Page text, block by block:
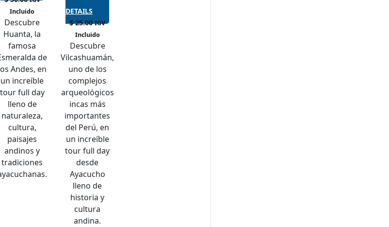
Incluido
Descubre
Huanta, la
famosa
de
Andes, en
un increíble
tour full day
lleno de
naturaleza,
cultura,
paisajes
andinos y
tradiciones
DETAILS
$25.00 IGV
Incluido
Descubre
Vilcashuamán,
uno de los
complejos
arqueológicos
incas más
importantes
del Perú, en
un increíble
tour full day
desde
Ayacucho
lleno de
historia y
cultura
andina.